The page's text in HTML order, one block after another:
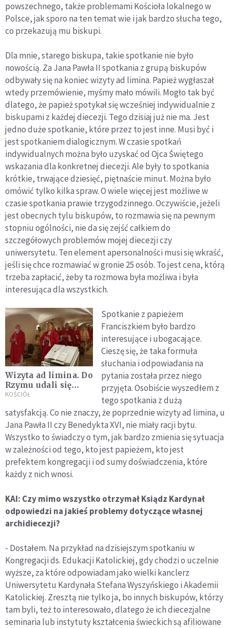
powszechnego, także problemami Kościoła lokalnego w
Polsce, jak sporo na ten temat wie i jak bardzo słucha tego,
co przekazują mu biskupi.
Dla mnie, starego biskupa, takie spotkanie nie było
nowością. Za Jana Pawła II spotkania z grupą biskupów
odbywały się na koniec wizyty ad limina. Papież wygłaszał
wtedy przemówienie, myśmy mało mówili. Mogło tak być
dlatego, że papież spotykał się wcześniej indywidualnie z
biskupami z każdej diecezji. Tego dzisiaj już nie ma. Jest
jedno duże spotkanie, które przez to jest inne. Musi być i
jest spotkaniem dialogicznym. W czasie spotkań
indywidualnych można było uzyskać od Ojca Świętego
wskazania dla konkretnej diecezji. Ale były to spotkania
krótkie, trwające dziesięć, piętnaście minut. Można było
omówić tylko kilka spraw. O wiele więcej jest możliwe w
czasie spotkania prawie trzygodzinnego. Oczywiście, jeżeli
jest obecnych tylu biskupów, to rozmawia się na pewnym
stopniu ogólności, nie da się zejść całkiem do
szczegółowych problemów mojej diecezji czy
uniwersytetu. Ten element apersonalności musi się wkraść,
jeśli się chce rozmawiać w gronie 25 osób. To jest cena, którą
trzeba zapłacić, żeby ta rozmowa była możliwa i była
interesująca dla wszystkich.
Wizyta ad limina. Do
Rzymu udali się
kard. Nycz, abp
Guzdek
KOŚCIÓŁ
Spotkanie z papieżem
Franciszkiem było bardzo
interesujące i ubogacające.
Cieszę się, że taka formuła
słuchania i odpowiadania na
pytania została przez niego
przyjęta. Osobiście wyszedłem z
tego spotkania z dużą
satysfakcją. Co nie znaczy, że poprzednie wizyty ad limina, u
Jana Pawła II czy Benedykta XVI, nie miały racji bytu.
Wszystko to świadczy o tym, jak bardzo zmienia się sytuacja
w zależności od tego, kto jest papieżem, kto jest
prefektem kongregacji i od sumy doświadczenia, które
każdy z nich wnosi.
KAI: Czy mimo wszystko otrzymał Ksiądz Kardynał
odpowiedzi na jakieś problemy dotyczące własnej
archidiecezji?
- Dostałem. Na przykład na dzisiejszym spotkaniu w
Kongregacji ds. Edukacji Katolickiej, gdy chodzi o uczelnie
wyższe, za które odpowiadam jako wielki kanclerz
Uniwersytetu Kardynała Stefana Wyszyńskiego i Akademii
Katolickiej. Zresztą nie tylko ja, bo innych biskupów, którzy
tam byli, też to interesowało, dlatego że ich diecezjalne
seminaria lub instytuty kształcenia świeckich są afiliowane